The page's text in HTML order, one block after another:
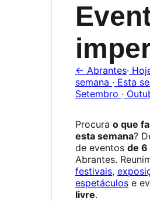
← Abrantes·
semana · Esta
Setembro ·
Procura o que
esta semana?
de eventos de 6
Abrantes.
festivais,
espetáculos e
livre.